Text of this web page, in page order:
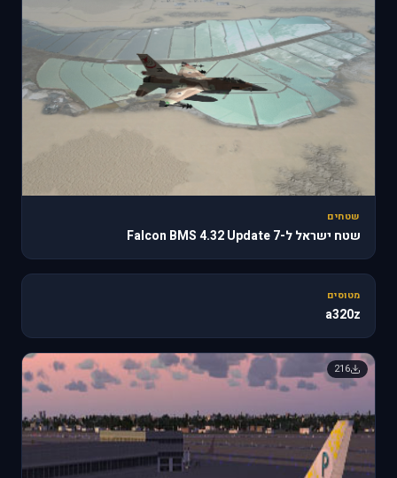
שטחים
שטח ישראל ל-Falcon BMS 4.32 Update 7
🔥 818
מטוסים
a320z
216